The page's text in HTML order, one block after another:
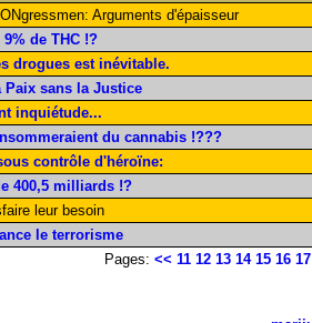
Arguments d'épaisseur
de THC !?
drogues est inévitable.
Paix sans la Justice
inquiétude...
du cannabis !???
contrôle d'héroïne:
400,5 milliards !?
leur besoin
le terrorisme
Pages: << 11 12 13 14 15 16 17